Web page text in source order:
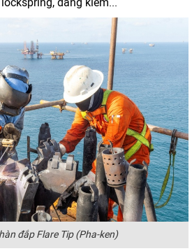
đắp Flare Tip (Pha-ken)